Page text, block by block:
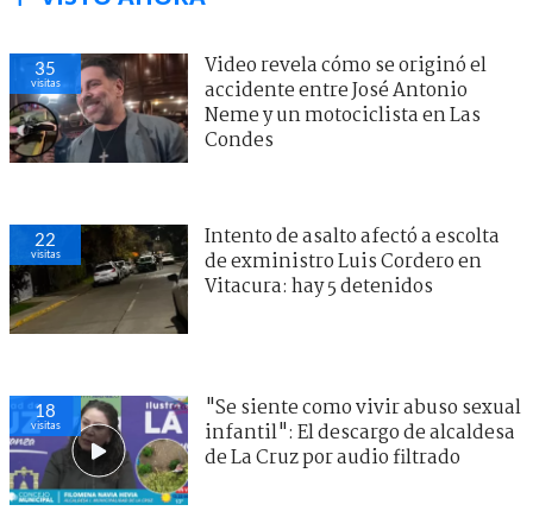
35
visitas
Video revela cómo se originó el
accidente entre José Antonio
Neme y un motociclista en Las
Condes
22
visitas
Intento de asalto afectó a escolta
de exministro Luis Cordero en
Vitacura: hay 5 detenidos
18
visitas
"Se siente como vivir abuso sexual
infantil": El descargo de alcaldesa
de La Cruz por audio filtrado